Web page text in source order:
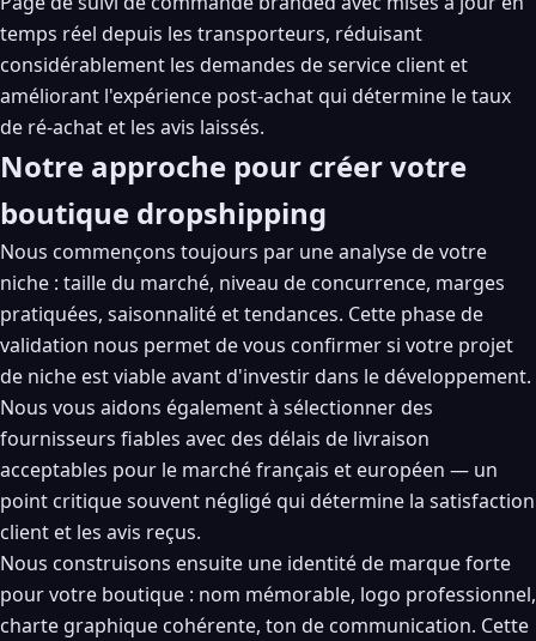
temps réel depuis les transporteurs, réduisant
considérablement les demandes de service client et
améliorant l'expérience post-achat qui détermine le taux
de ré-achat et les avis laissés.
Notre approche pour créer votre
boutique dropshipping
Nous commençons toujours par une analyse de votre
niche : taille du marché, niveau de concurrence, marges
pratiquées, saisonnalité et tendances. Cette phase de
validation nous permet de vous confirmer si votre projet
de niche est viable avant d'investir dans le développement.
Nous vous aidons également à sélectionner des
fournisseurs fiables avec des délais de livraison
acceptables pour le marché français et européen — un
point critique souvent négligé qui détermine la satisfaction
client et les avis reçus.
Nous construisons ensuite une identité de marque forte
pour votre boutique : nom mémorable, logo professionnel,
charte graphique cohérente, ton de communication. Cette